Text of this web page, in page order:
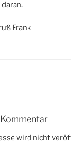
Frank
wird nicht